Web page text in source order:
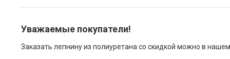
Уважаемые покупатели!
Заказать лепнину из полиуретана со скидкой можно в